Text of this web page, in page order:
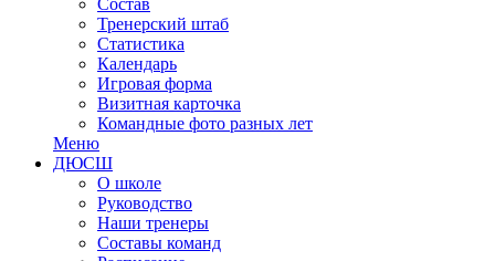
Состав
Тренерский штаб
Статистика
Календарь
Игровая форма
Визитная карточка
Командные фото разных лет
Меню
ДЮСШ
О школе
Руководство
Наши тренеры
Составы команд